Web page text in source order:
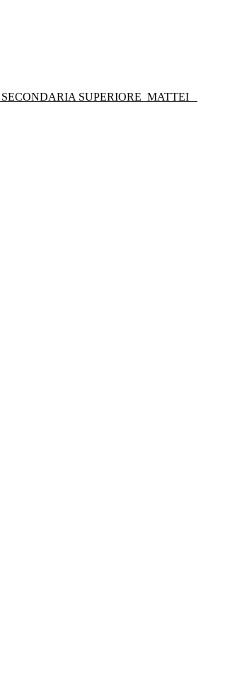
SUPERIORE MATTEI